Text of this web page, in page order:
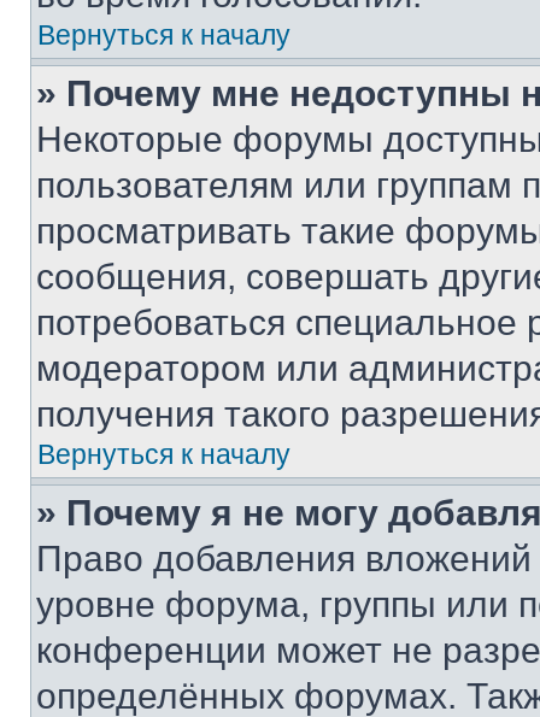
Вернуться к началу
» Почему мне недоступны
Некоторые форумы
пользователям или группам
просматривать такие
сообщения, совершать
потребоваться
модератором или
получения такого
Вернуться к началу
» Почему я не могу
Право добавления
уровне форума, группы или
конференции может не
определённых форумах.